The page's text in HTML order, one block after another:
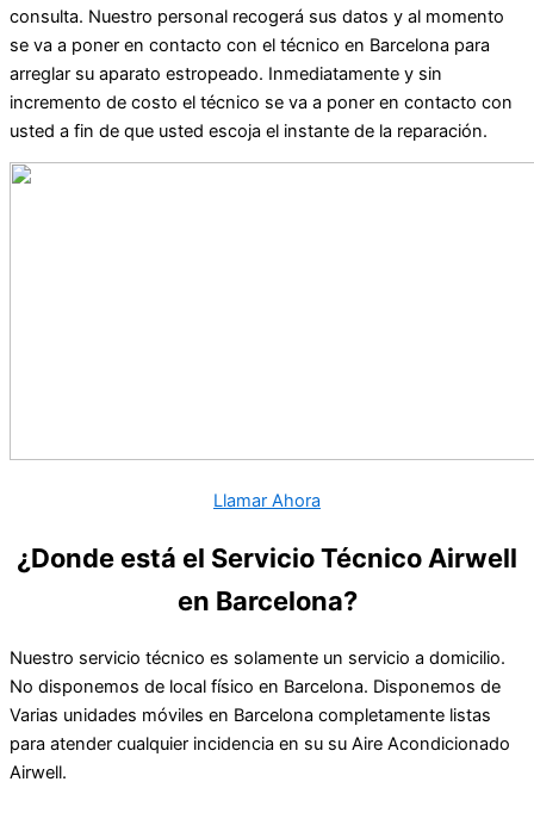
consulta. Nuestro personal recogerá sus datos y al momento
se va a poner en contacto con el técnico en Barcelona para
arreglar su aparato estropeado. Inmediatamente y sin
incremento de costo el técnico se va a poner en contacto con
usted a fin de que usted escoja el instante de la reparación.
Llamar Ahora
¿Donde está el Servicio Técnico Airwell
en Barcelona?
Nuestro servicio técnico es solamente un servicio a domicilio.
No disponemos de local físico en Barcelona. Disponemos de
Varias unidades móviles en Barcelona completamente listas
para atender cualquier incidencia en su su Aire Acondicionado
Airwell.